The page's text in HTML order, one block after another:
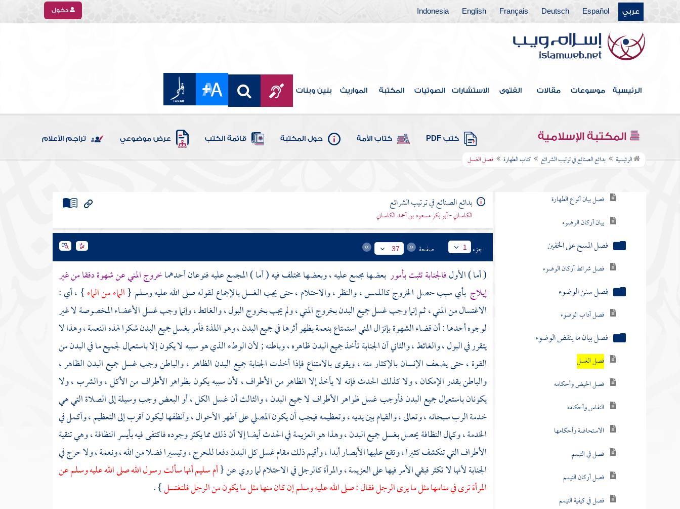
عربي Español
Deutsch
Français
English
Indonesia دخول
الرئيسية موسوعات مقالات الفتوى الاستشارات الصوتيات المكتبة المواريث بنين وبنات
المكتبة الإسلامية كتب PDF كتاب الأمة حول المكتبة قائمة الكتب عرض موضوعي تراجم الأعلام
الرئيسية بدائع الصنائع في ترتيب الشرائع كتاب الطهارة فصل الغسل
فهرس الكتاب
خطبة الكتاب للمصنف
كتاب الطهارة
فصل بيان أنواع الطهارة
بيان أركان الوضوء
فصل المسح على الخفين
فصل شرائط أركان الوضوء
فصل سنن الوضوء
فصل آداب الوضوء
فصل بيان ما ينقض الوضوء
فصل الغسل
فصل الحيض وأحكامه
النفاس وأحكامه
الاستحاضة وأحكامها
فصل في التيمم
فصل أركان التيمم
فصل في كيفية التيمم
بدائع الصنائع في ترتيب الشرائع
الكاساني - أبو بكر مسعود بن أحمد الكاساني
جزء 1 صفحة 37
( أما ) الأولفالجنابة تثبت بأمور بعضها مجمع عليه ، وبعضها مختلف فيه ( أما ) المجمع عليه فنوعان أحدهماخروج المني عن شهوة دفقا من غير
إيلاج بأي سبب حصل الخروج كاللمس ، والنظر ، والاحتلام ، حتى يجب الغسل بالإجماع لقوله صلى الله عليه وسلم {الماء من الماء} ، أي :
الاغتسال من المني ، ثم إنما وجب غسل جميع البدن بخروج المني ، ولم يجب بخروج البول ، والغائط ، وإنما وجب غسل الأعضاء المخصوصة لا غير
لوجوه أحدها : أن قضاء الشهوة بإنزال المني استمتاع بنعمة يظهر أثرها في جميع البدن ، وهو اللذة فأمر بغسل جميع البدن شكرا لهذه النعمة ، وهذا لا
يتقرر في البول ، والغائط ، والثاني أن الجنابة تأخذ جميع البدن ظاهره ، وباطنه ; لأن الوطء الذي هو سببه لا يكون إلا باستعمال لجميع ما في البدن من
القوة ، حتى يضعف الإنسان بالإكثار منه ، ويقوى بالامتناع فإذا أخذت الجنابة جميع البدن الظاهر ، والباطن وجب غسل جميع البدن الظاهر ،
والباطن بقدر الإمكان ، ولا كذلك الحدث فإنه لا يأخذ إلا الظاهر من الأطراف ، لأن سببه يكون بظواهر الأطراف من الأكل ، والشرب ، ولا
يكونان باستعمال جميع البدن فأوجب غسل ظواهر الأطراف لا جميع البدن ، والثالث أن غسل الكل ، أو البعض وجب وسيلة إلى الصلاة التي هي
خدمة الرب سبحانه ، وتعالى ، والقيام بين يديه ، وتعظيمه فيجب أن يكون المصلي على أطهر الأحوال ، وأنظفها ليكون أقرب إلى التعظيم ، وأكمل في
الخدمة ، وكمال النظافة يحصل بغسل جميع البدن ، وهذا هو العزيمة في الحدث أيضا إلا أن ذلك مما يكثر وجوده فاكتفى فيه بأيسر النظافة ، وهي تنقية
الأطراف التي تنكشف كثيرا ، وتقع عليها الأبصار أبدا ، وأقيم ذلك مقام غسل كل البدن دفعا للحرج ، وتيسيرا فضلا من الله ، ونعمة ، ولا حرج في
الجنابة لأنها لا تكثر فبقي الأمر فيها على العزيمة ، والمرأة كالرجل في الاحتلام لما روي عن {أم سليمأنها سألت رسول الله صلى الله عليه وسلم عن
المرأة ترى في منامها مثل ما يرى الرجل فقال : صلى الله عليه وسلم إن كان منها مثل ما يكون من الرجل فلتغتسل} .